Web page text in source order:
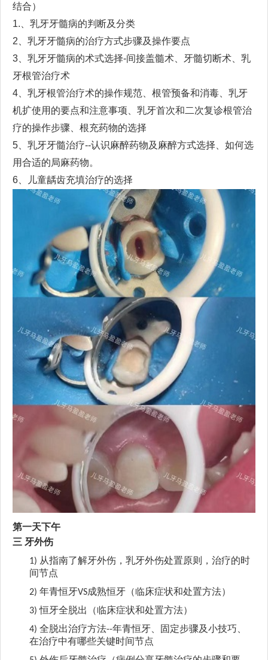
结合）
1. 、乳牙牙髓病的判断及分类
2 、乳牙牙髓病的治疗方式步骤及操作要点
3 、乳牙牙髓病的术式选择-间接盖髓术、牙髓切断术、乳
牙根管治疗术
4 、乳牙根管治疗术的操作规范 、根管预备和消毒、乳牙
机扩使用的要点和注意事项、乳牙首次和二次复诊根管治
疗的操作步骤、根充药物的选择
5 、乳牙牙髓治疗--认识麻醉药物及麻醉方式选择 、如何选
用合适的局麻药物。
6 、儿童龋齿充填治疗的选择
第一天下午
三 牙外伤
1) 从指南了解牙外伤，乳牙外伤处置原则，治疗的时
间节点
2) 年青恒牙VS成熟恒牙（临床症状和处置方法）
3)恒牙全脱出（临床症状和处置方法）
4) 全脱出治疗方法--年青恒牙、固定步骤及小技巧、
在治疗中有哪些关键时间节点